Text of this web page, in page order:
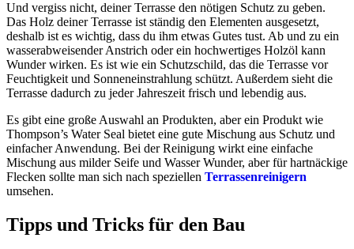
Und vergiss nicht, deiner Terrasse den nötigen Schutz zu geben.
Das Holz deiner Terrasse ist ständig den Elementen ausgesetzt,
deshalb ist es wichtig, dass du ihm etwas Gutes tust. Ab und zu ein
wasserabweisender Anstrich oder ein hochwertiges Holzöl kann
Wunder wirken. Es ist wie ein Schutzschild, das die Terrasse vor
Feuchtigkeit und Sonneneinstrahlung schützt. Außerdem sieht die
Terrasse dadurch zu jeder Jahreszeit frisch und lebendig aus.
Es gibt eine große Auswahl an Produkten, aber ein Produkt wie
Thompson’s Water Seal bietet eine gute Mischung aus Schutz und
einfacher Anwendung. Bei der Reinigung wirkt eine einfache
Mischung aus milder Seife und Wasser Wunder, aber für hartnäckige
Flecken sollte man sich nach speziellen Terrassenreinigern
umsehen.
Tipps und Tricks für den Bau